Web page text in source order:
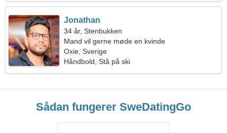
Jonathan
34 år, Stenbukken
Mand vil gerne møde en kvinde
Oxie, Sverige
Håndbold, Stå på ski
Sådan fungerer SweDatingGo